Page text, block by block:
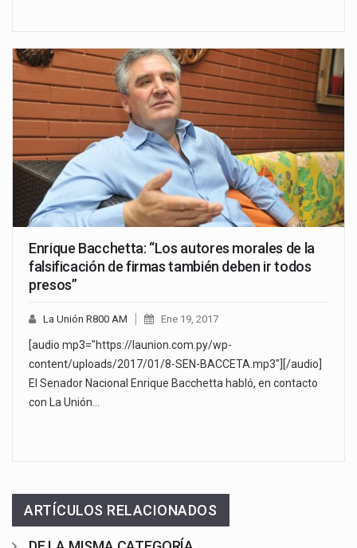
Enrique Bacchetta: “Los autores morales de la
falsificación de firmas también deben ir todos
presos”
La Unión R800 AM Ene 19, 2017
[audio mp3="https://launion.com.py/wp-
content/uploads/2017/01/8-SEN-BACCETA.mp3"][/audio]
El Senador Nacional Enrique Bacchetta habló, en contacto
con La Unión…
ARTÍCULOS RELACIONADOS